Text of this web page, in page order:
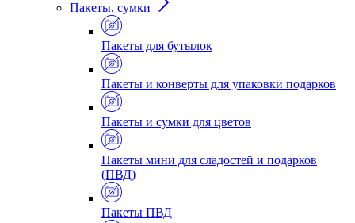
Пакеты, сумки
Пакеты для бутылок
Пакеты и конверты для упаковки подарков
Пакеты и сумки для цветов
Пакеты мини для сладостей и подарков
(ПВД)
Пакеты ПВД